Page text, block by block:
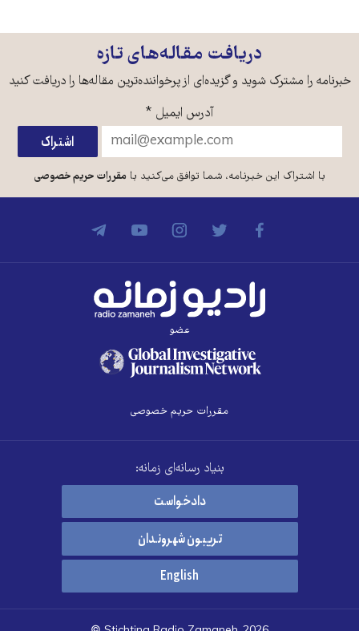
دریافت مقاله‌های تازه
خبرنامه را مشترک شوید و گزیده‌ای از پرخواننده‌ترین مقاله‌ها را دریافت کنید
آدرس ایمیل *
با اشتراک این خبرنامه، شما توافق می‌کنید بامقررات حریم خصوصی
عضو
مقررات حریم خصوصی
بنیاد رسانه‌ای زمانه:
دادخواست
تریبون شهروندان
English